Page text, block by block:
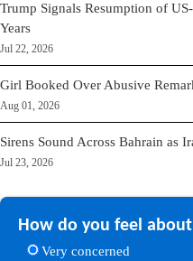
Trump Signals Resumption of
Years
Jul 22, 2026
Girl Booked Over Abusive
Aug 01, 2026
Sirens Sound Across Bahrain as
Jul 23, 2026
How do you feel
Very concerned